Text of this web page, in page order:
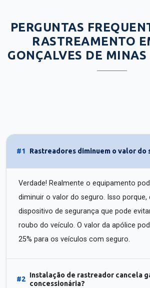
PERGUNTAS
RASTREAMENTO
GONÇALVES DE MINAS
#1 Rastreadores diminuem o valor do
Verdade! Realmente o equipamento
diminuir o valor do seguro. Isso porque,
dispositivo de segurança que pode
roubo do veículo. O valor da apólice
25% para os veículos com seguro.
#2
Instalação de rastreador cancela
concessionária?